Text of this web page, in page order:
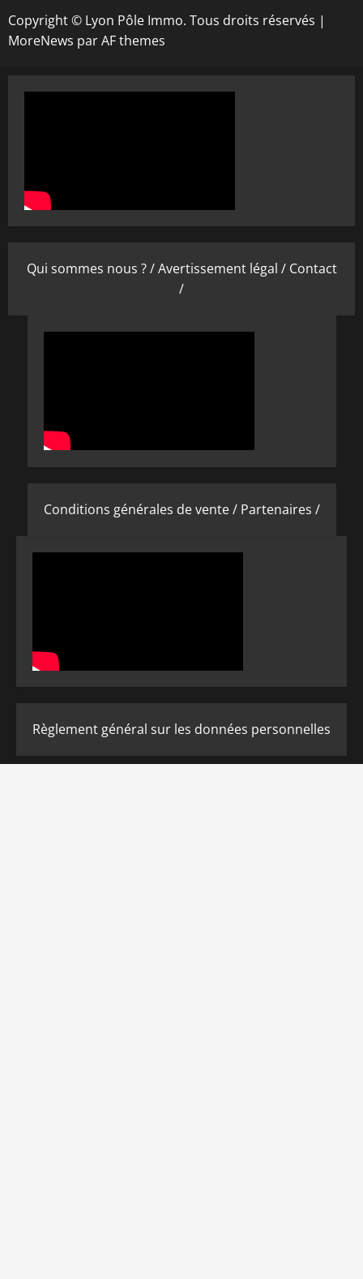
Copyright © Lyon Pôle Immo. Tous droits réservés |
MoreNews par AF themes
Qui sommes nous ? /Avertissement légal / Contact
/
Conditions générales de vente / Partenaires /
Règlement général sur les données personnelles